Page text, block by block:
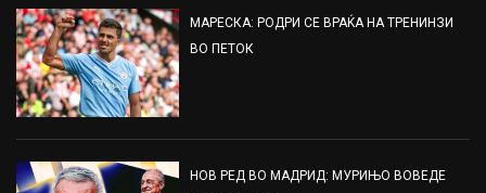
МАРЕСКА: РОДРИ СЕ ВРАЌА НА ТРЕНИНЗИ
ВО ПЕТОК
НОВ РЕД ВО МАДРИД: МУРИЊО ВОВЕДЕ